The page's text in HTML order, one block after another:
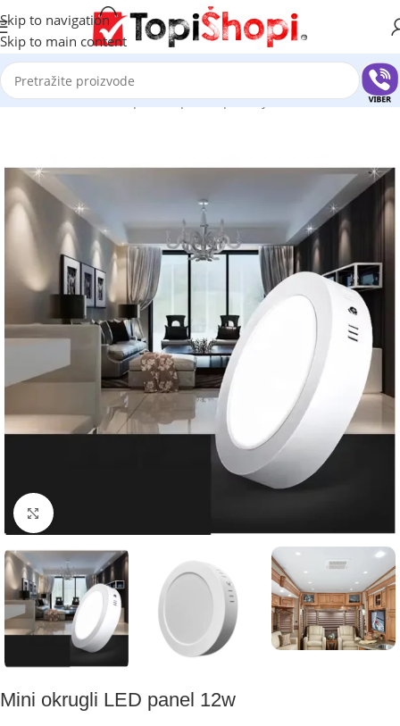
Skip to navigation
Skip to main content
Početna/Rasveta/Led paneli spotovi plafonjere
Kliknite za uvećanje
Mini okrugli LED panel 12w